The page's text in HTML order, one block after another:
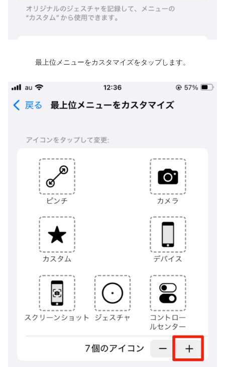
最上位メニューをカスタマイズをタップします。